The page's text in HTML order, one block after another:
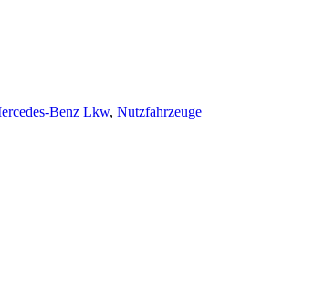
Benz Lkw, Nutzfahrzeuge